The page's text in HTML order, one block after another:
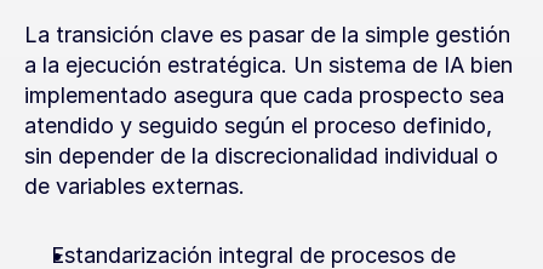
La transición clave es pasar de la simple gestión
a la ejecución estratégica. Un sistema de IA bien
implementado asegura que cada prospecto sea
atendido y seguido según el proceso definido,
sin depender de la discrecionalidad individual o
de variables externas.
Estandarización integral de procesos de